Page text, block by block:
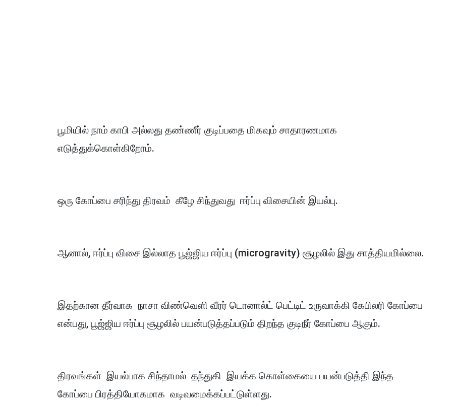
பூமியில் நாம் காபி அல்லது தண்ணீர் குடிப்பதை மிகவும் சாதாரணமாக
எடுத்துக்கொள்கிறோம்.
ஒரு கோப்பை சரிந்து திரவம் கீழே சிந்துவது ஈர்ப்பு விசையின் இயல்பு.
ஆனால், ஈர்ப்பு விசை இல்லாத பூஜ்ஜிய ஈர்ப்பு (microgravity) சூழலில் இது சாத்தியமில்லை.
இதற்கான தீர்வாக நாசா விண்வெளி வீரர் டொனால்ட் பெட்டிட் உருவாக்கி கேபிலரி கோப்பை
என்பது, பூஜ்ஜிய ஈர்ப்பு சூழலில் பயன்படுத்தப்படும் திறந்த குடிநீர் கோப்பை ஆகும்.
திரவங்கள் இயல்பாக சிந்தாமல் தந்துகி இயக்க கொள்கையை பயன்படுத்தி இந்த
கோப்பை பிரத்தியோகமாக வடிவமைக்கப்பட்டுள்ளது.